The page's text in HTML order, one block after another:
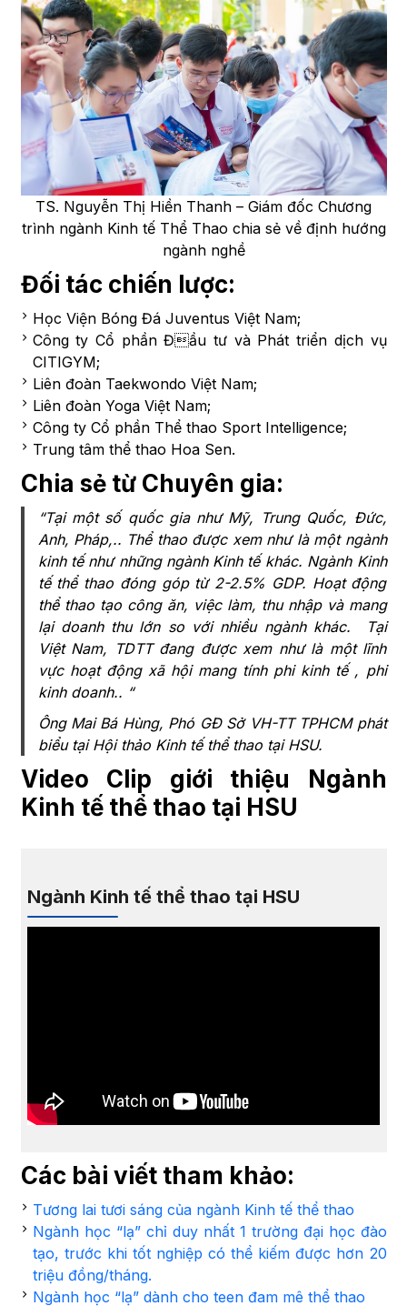
TS. Nguyễn Thị Hiền Thanh – Giám đốc Chương
trình ngành Kinh tế Thể Thao chia sẻ về định hướng
ngành nghề
Đối tác chiến lược:
Học Viện Bóng Đá Juventus Việt Nam;
Công ty Cổ phần Đầu tư và Phát triển dịch vụ
CITIGYM;
Liên đoàn Taekwondo Việt Nam;
Liên đoàn Yoga Việt Nam;
Công ty Cổ phần Thể thao Sport Intelligence;
Trung tâm thể thao Hoa Sen.
Chia sẻ từ Chuyên gia:
“Tại một số quốc gia như Mỹ, Trung Quốc, Đức,
Anh, Pháp,.. Thể thao được xem như là một ngành
kinh tế như những ngành Kinh tế khác. Ngành Kinh
tế thể thao đóng góp từ 2-2.5% GDP. Hoạt động
thể thao tạo công ăn, việc làm, thu nhập và mang
lại doanh thu lớn so với nhiều ngành khác. Tại
Việt Nam, TDTT đang được xem như là một lĩnh
vực hoạt động xã hội mang tính phi kinh tế , phi
kinh doanh.. “
Ông Mai Bá Hùng, Phó GĐ Sở VH-TT TPHCM phát
biểu tại Hội thảo Kinh tế thể thao tại HSU.
Video Clip giới thiệu Ngành
Kinh tế thể thao tại HSU
Ngành Kinh tế thể thao tại HSU
Các bài viết tham khảo:
Tương lai tươi sáng của ngành Kinh tế thể thao
Ngành học “lạ” chỉ duy nhất 1 trường đại học đào
tạo, trước khi tốt nghiệp có thể kiếm được hơn 20
triệu đồng/tháng.
Ngành học “lạ” dành cho teen đam mê thể thao